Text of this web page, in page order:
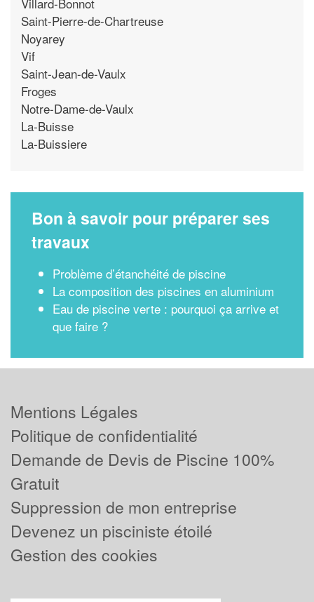
Saint-Pierre-de-Chartreuse
Noyarey
Vif
Saint-Jean-de-Vaulx
Froges
Notre-Dame-de-Vaulx
La-Buisse
La-Buissiere
Bon à savoir pour préparer ses
travaux
Problème d’étanchéité de piscine
La composition des piscines en aluminium
Eau de piscine verte : pourquoi ça arrive et
que faire ?
Mentions Légales
Politique de confidentialité
Demande de Devis de Piscine 100%
Gratuit
Suppression de mon entreprise
Devenez un pisciniste étoilé
Gestion des cookies